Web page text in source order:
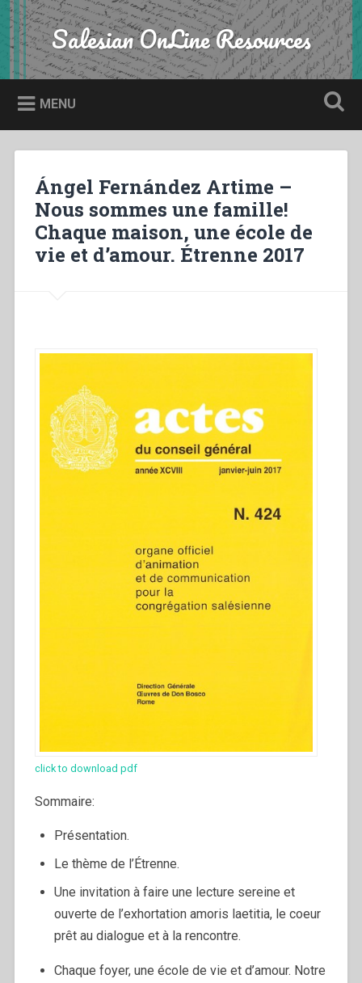
Skip
to
content
Search Salesian OnLine Resources
MENU
Ángel Fernández Artime –
Nous sommes une famille!
Chaque maison, une école de
vie et d’amour. Étrenne 2017
click to download pdf
Sommaire:
Présentation.
Le thème de l’Étrenne.
Une invitation à faire une lecture sereine et
ouverte de l’exhortation amoris laetitia, le coeur
prêt au dialogue et à la rencontre.
Chaque foyer, une école de vie et d’amour. Notre